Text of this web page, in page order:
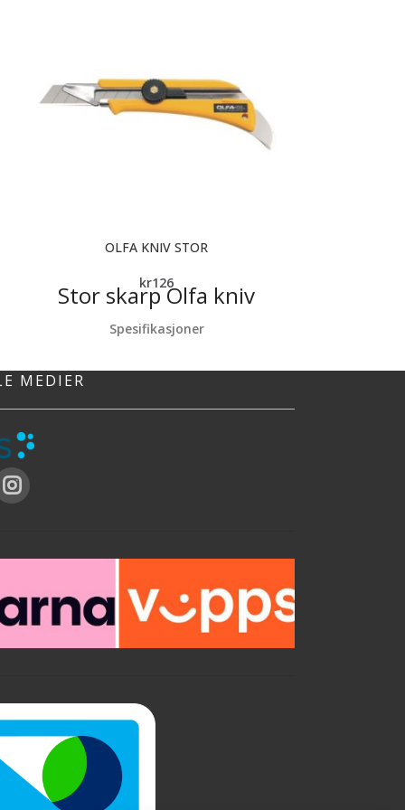
OLFA KNIV STOR
kr126
Stor skarp Olfa kniv
Spesifikasjoner
Allsidig og solid konstruksjon
MEDIER